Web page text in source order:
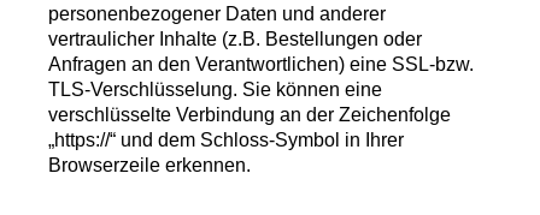
personenbezogener Daten und anderer
vertraulicher Inhalte (z.B. Bestellungen oder
Anfragen an den Verantwortlichen) eine SSL-bzw.
TLS-Verschlüsselung. Sie können eine
verschlüsselte Verbindung an der Zeichenfolge
„https://“ und dem Schloss-Symbol in Ihrer
Browserzeile erkennen.